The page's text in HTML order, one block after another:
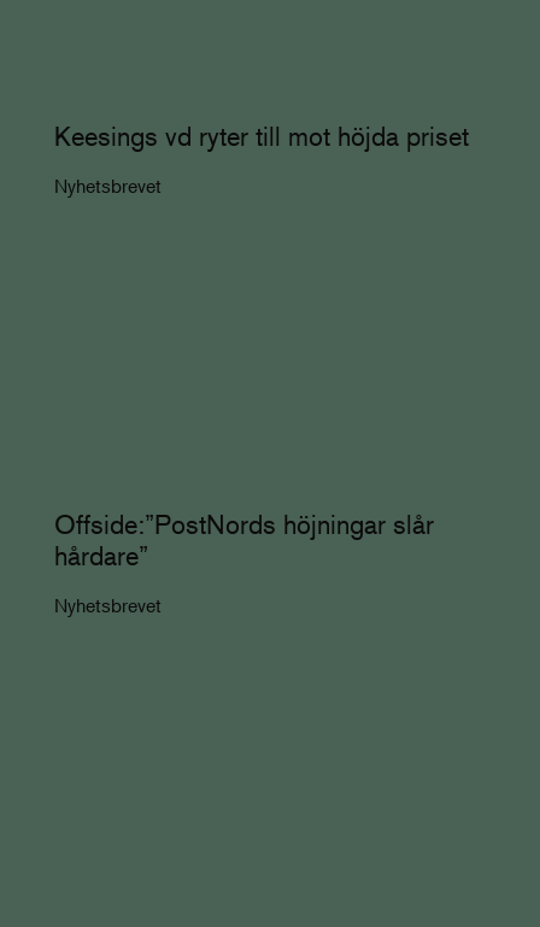
Keesings vd ryter till mot höjda priset
Nyhetsbrevet
Offside:”PostNords höjningar slår
hårdare”
Nyhetsbrevet